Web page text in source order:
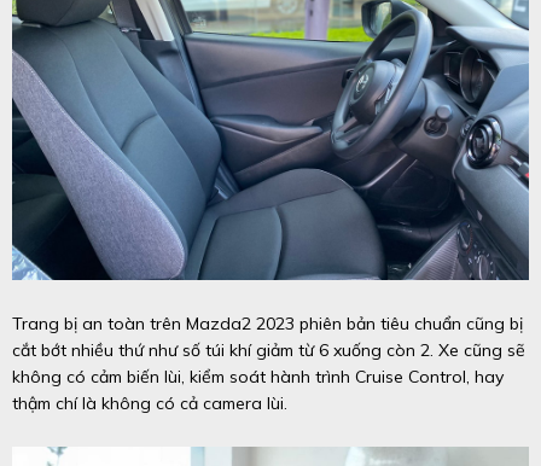
Trang bị an toàn trên Mazda2 2023 phiên bản tiêu chuẩn cũng bị
cắt bớt nhiều thứ như số túi khí giảm từ 6 xuống còn 2. Xe cũng sẽ
không có cảm biến lùi, kiểm soát hành trình Cruise Control, hay
thậm chí là không có cả camera lùi.